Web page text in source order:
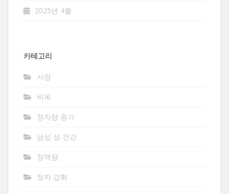
2025년 4월
카테고리
사정
비옥
정자량 증가
남성 성 건강
정액량
정자 강화